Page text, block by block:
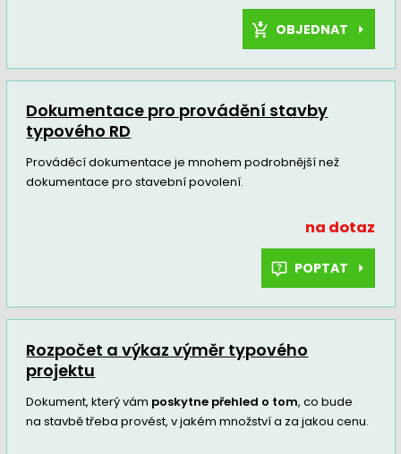
OBJEDNAT
Dokumentace pro provádění stavby
typového RD
Prováděcí dokumentace je mnohem podrobnější než
dokumentace pro stavební povolení.
na dotaz
POPTAT
Rozpočet a výkaz výměr typového
projektu
Dokument, který vám poskytne přehled o tom, co bude
na stavbě třeba provést, v jakém množství a za jakou cenu.